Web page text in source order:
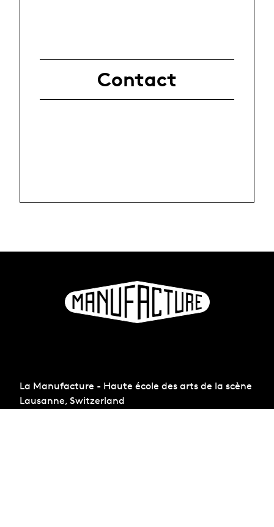
Contact
La Manufacture - Haute école des arts de la scène
Lausanne, Switzerland